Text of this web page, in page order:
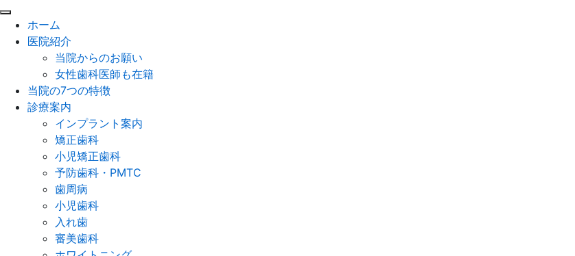
ホーム
医院紹介
当院からのお願い
女性歯科医師も在籍
当院の7つの特徴
診療案内
インプラント案内
矯正歯科
小児矯正歯科
予防歯科・PMTC
歯周病
小児歯科
入れ歯
審美歯科